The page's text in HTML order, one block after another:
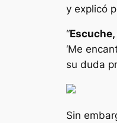
y explicó
“
‘Me
su duda
Sin